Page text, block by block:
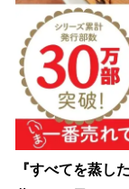
『すべてを蒸し